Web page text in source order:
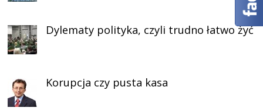
Dylematy polityka, czyli trudno łatwo żyć
Korupcja czy pusta kasa